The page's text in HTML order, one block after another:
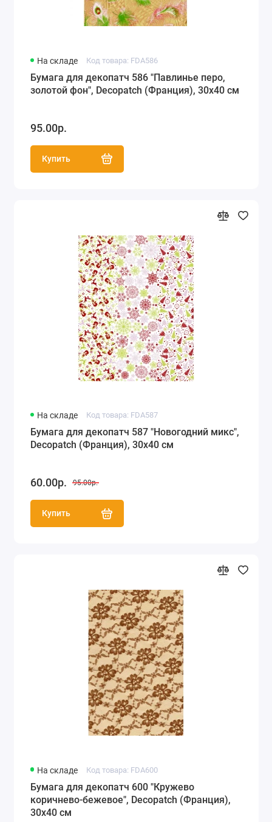
На складе Код товара: FDA586
Бумага для декопатч 586 "Павлинье перо,
золотой фон", Decopatch (Франция), 30х40 см
95.00р.
Купить
На складе Код товара: FDA587
Бумага для декопатч 587 "Новогодний микс",
Decopatch (Франция), 30х40 см
60.00р. 95.00р.
Купить
На складе Код товара: FDA600
Бумага для декопатч 600 "Кружево
коричнево-бежевое", Decopatch (Франция),
30х40 см